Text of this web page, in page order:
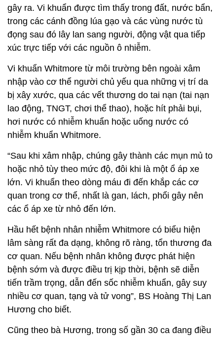
gây ra. Vi khuẩn được tìm thấy trong đất, nước bẩn,
trong các cánh đồng lúa gạo và các vùng nước tù
đọng sau đó lây lan sang người, động vật qua tiếp
xúc trực tiếp với các nguồn ô nhiễm.
Vi khuẩn Whitmore từ môi trường bên ngoài xâm
nhập vào cơ thể người chủ yếu qua những vị trí da
bị xây xước, qua các vết thương do tai nạn (tai nạn
lao động, TNGT, chơi thể thao), hoặc hít phải bụi,
hơi nước có nhiễm khuẩn hoặc uống nước có
nhiễm khuẩn Whitmore.
“Sau khi xâm nhập, chúng gây thành các mụn mủ to
hoặc nhỏ tùy theo mức độ, đôi khi là một ổ áp xe
lớn. Vi khuẩn theo dòng máu đi đến khắp các cơ
quan trong cơ thể, nhất là gan, lách, phổi gây nên
các ổ áp xe từ nhỏ đến lớn.
Hầu hết bệnh nhân nhiễm Whitmore có biểu hiện
lâm sàng rất đa dạng, không rõ ràng, tổn thương đa
cơ quan. Nếu bệnh nhân không được phát hiện
bệnh sớm và được điều trị kịp thời, bệnh sẽ diễn
tiến trầm trọng, dẫn đến sốc nhiễm khuẩn, gây suy
nhiều cơ quan, tạng và tử vong”, BS Hoàng Thị Lan
Hương cho biết.
Cũng theo bà Hương, trong số gần 30 ca đang điều